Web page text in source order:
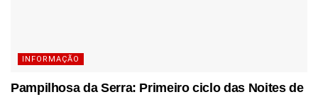
INFORMAÇÃO
Pampilhosa da Serra: Primeiro ciclo das Noites de